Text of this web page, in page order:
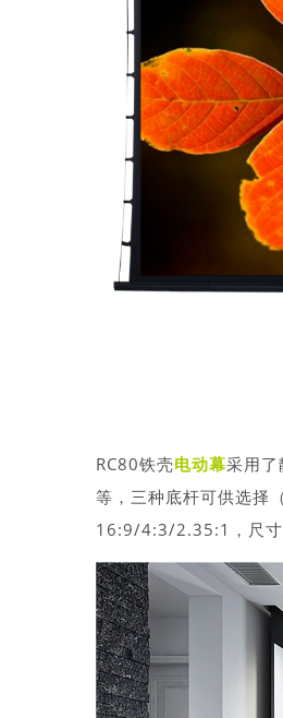
RC80铁壳电动幕采用
等，三种底杆可供选择
16:9/4:3/2.35:1，尺寸